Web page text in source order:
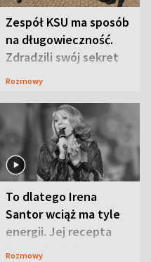
Zespół KSU ma sposób
na długowieczność.
Zdradzili swój sekret
Rozmowy
To dlatego Irena
Santor wciąż ma tyle
energii. Jej recepta
jest zaskakująco
Rozmowy